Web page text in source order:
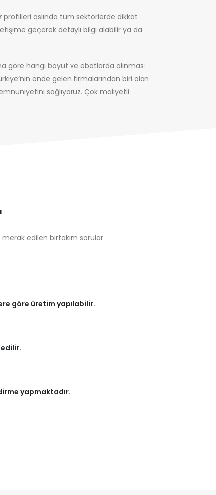
profilleri aslında tüm sektörlerde dikkat
geçerek detaylı bilgi alabilir ya da
göre hangi boyut ve ebatlarda alınması
önde gelen firmalarından biri olan
sağlıyoruz. Çok maliyetli
edilen birtakım sorular
göre üretim yapılabilir.
edilir.
yapmaktadır.